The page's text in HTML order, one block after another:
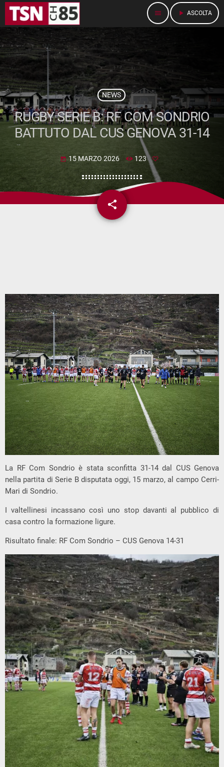
menu play_arrow ASCOLTA
NEWS
RUGBY SERIE B: RF COM SONDRIO
BATTUTO DAL CUS GENOVA 31-14
today 15 MARZO 2026 123
share
email
La RF Com Sondrio è stata sconfitta 31-14 dal CUS Genova
nella partita di Serie B disputata oggi, 15 marzo, al campo Cerri-
Mari di Sondrio.
I valtellinesi incassano così uno stop davanti al pubblico di
casa contro la formazione ligure.
Risultato finale: RF Com Sondrio – CUS Genova 14-31